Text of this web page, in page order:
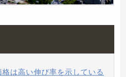
は高い伸び率を示している